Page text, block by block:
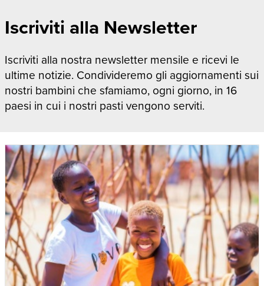
Iscriviti alla Newsletter
Iscriviti alla nostra newsletter mensile e ricevi le
ultime notizie. Condivideremo gli aggiornamenti sui
nostri bambini che sfamiamo, ogni giorno, in 16
paesi in cui i nostri pasti vengono serviti.